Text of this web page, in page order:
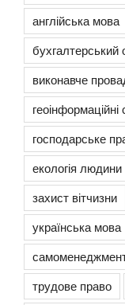
англійська мова
бухгалтерський
виконавче
геоінформаційні
господарське
екологія людини
захист вітчизни
українська мова
трудове право